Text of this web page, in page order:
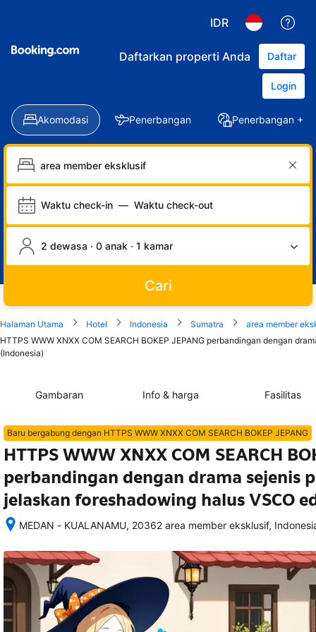
IDR
Daftarkan properti Anda Daftar
Login
Akomodasi Penerbangan Penerbangan +
Waktu check-in — Waktu check-out
2 dewasa · 0 anak · 1 kamar
Cari
Halaman Utama Hotel Indonesia Sumatra
area member
HTTPS WWW XNXX COM SEARCH BOKEP JEPANG perbandingan dengan
(Indonesia)
Gambaran Info & harga Fasilitas
Baru bergabung dengan HTTPS WWW XNXX COM SEARCH BOKEP JEPANG
HTTPS WWW XNXX COM SEARCH
perbandingan dengan drama sejenis
jelaskan foreshadowing halus VSCO
MEDAN - KUALANAMU, 20362 area member eksklusif,
memesan,
semua
rincian
akomodasi
termasuk
nomor